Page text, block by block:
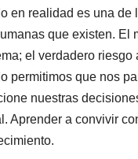
en realidad es una de
que existen. El
el verdadero riesgo
permitimos que nos
nuestras
Aprender a convivir